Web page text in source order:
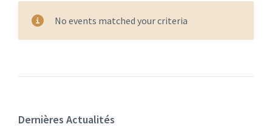
No events matched your criteria
Dernières Actualités